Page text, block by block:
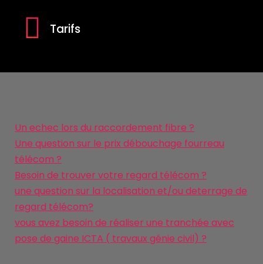
Tarifs
Un echec lors du raccordement fibre ?
Une question sur le prix débouchage fourreau
télécom ?
Besoin de trouver votre regard télécom ?
une question sur la localisation et/ou deterrage de
regard télécom?
vous avez besoin de réaliser une tranchée avec
pose de gaine ICTA ( travaux génie civil) ?